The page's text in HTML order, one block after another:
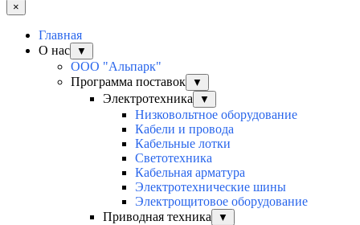
×
Главная
О нас
▼
ООО "Альпарк"
Программа поставок
▼
Электротехника ▼
Низковольтное оборудование
Кабели и провода
Кабельные лотки
Светотехника
Кабельная арматура
Электротехнические шины
Электрощитовое оборудование
Приводная техника
▼